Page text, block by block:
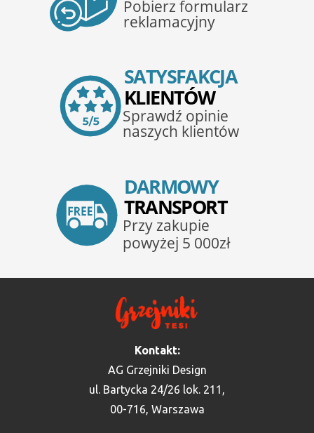
Kontakt:
AG Grzejniki Design
ul. Bartycka 24/26 lok. 211,
00-716, Warszawa